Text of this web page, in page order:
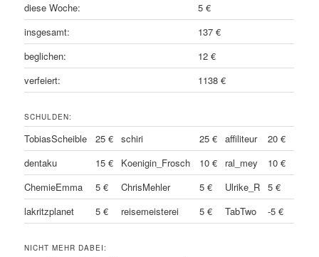
diese Woche:
5 €
insgesamt:
137 €
beglichen:
12 €
verfeiert:
1138 €
SCHULDEN:
TobiasScheible 25 € schiri 25 € affiliteur
20 €
dentaku
15 € Koenigin_Frosch 10 € ral_mey
10 €
ChemieEmma
5 € ChrisMehler 5 € Ulrike_R 5 €
lakritzplanet
5 € reisemeisterei 5 € TabTwo -5 €
NICHT MEHR DABEI: